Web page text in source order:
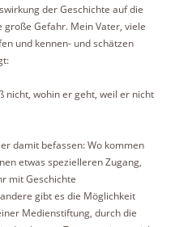
der Geschichte auf die
große Gefahr. Mein Vater, viele
und kennen- und schätzen
nicht, wohin er geht, weil er nicht
damit befassen: Wo kommen
etwas spezielleren Zugang,
mit Geschichte
gibt es die Möglichkeit
Medienstiftung, durch die